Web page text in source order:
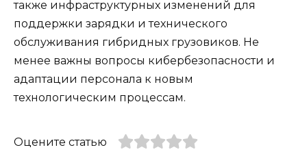
также инфраструктурных изменений для
поддержки зарядки и технического
обслуживания гибридных грузовиков. Не
менее важны вопросы кибербезопасности и
адаптации персонала к новым
технологическим процессам.
Оцените статью